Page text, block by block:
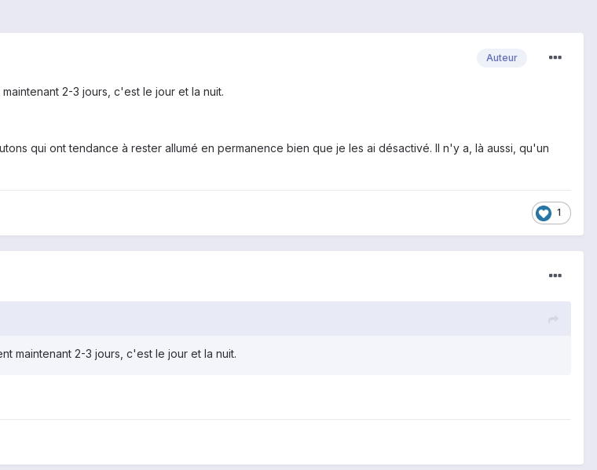
Auteur
2-3 jours, c'est le jour et la nuit.
qui ont tendance à rester allumé en permanence bien que je les ai désactivé. Il n'y a, là aussi, qu'un
1
maintenant 2-3 jours, c'est le jour et la nuit.